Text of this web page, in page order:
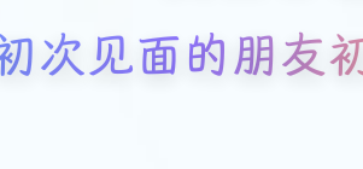
次见面的朋友